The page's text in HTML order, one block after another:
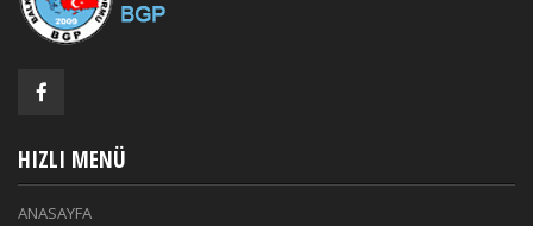
HIZLI MENÜ
ANASAYFA